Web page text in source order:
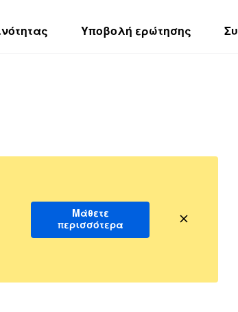
Υποβολή ερώτησης
Μάθετε
περισσότερα